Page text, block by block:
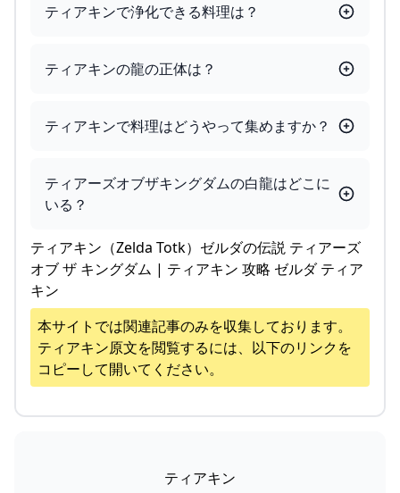
ティアキンで浄化できる料理は？
ティアキンの龍の正体は？
ティアキンで料理はどうやって集めますか？
ティアーズオブザキングダムの白龍はどこに
いる？
ティアキン（Zelda Totk）ゼルダの伝説 ティアーズ
オブ ザ キングダム | ティアキン 攻略 ゼルダ ティア
キン
本サイトでは関連記事のみを収集しております。
ティアキン原文を閲覧するには、以下のリンクを
コピーして開いてください。
ティアキン